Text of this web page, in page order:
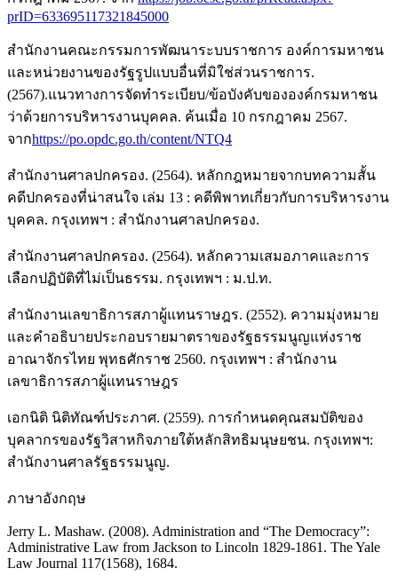
prID=633695117321845000
สำนักงานคณะกรรมการพัฒนาระบบราชการ องค์การมหาชน
และหน่วยงานของรัฐรูปแบบอื่นที่มิใช่ส่วนราชการ.
(2567).แนวทางการจัดทำระเบียบ/ข้อบังคับขององค์กรมหาชน
ว่าด้วยการบริหารงานบุคคล. ค้นเมื่อ 10 กรกฎาคม 2567.
จากhttps://po.opdc.go.th/content/NTQ4
สำนักงานศาลปกครอง. (2564). หลักกฎหมายจากบทความสั้น
คดีปกครองที่น่าสนใจ เล่ม 13 : คดีพิพาทเกี่ยวกับการบริหารงาน
บุคคล. กรุงเทพฯ : สำนักงานศาลปกครอง.
สำนักงานศาลปกครอง. (2564). หลักความเสมอภาคและการ
เลือกปฏิบัติที่ไม่เป็นธรรม. กรุงเทพฯ : ม.ป.ท.
สำนักงานเลขาธิการสภาผู้แทนราษฎร. (2552). ความมุ่งหมาย
และคำอธิบายประกอบรายมาตราของรัฐธรรมนูญแห่งราช
อาณาจักรไทย พุทธศักราช 2560. กรุงเทพฯ : สำนักงาน
เลขาธิการสภาผู้แทนราษฎร
เอกนิติ นิติทัณฑ์ประภาศ. (2559). การกำหนดคุณสมบัติของ
บุคลากรของรัฐวิสาหกิจภายใต้หลักสิทธิมนุษยชน. กรุงเทพฯ:
สำนักงานศาลรัฐธรรมนูญ.
ภาษาอังกฤษ
Jerry L. Mashaw. (2008). Administration and “The Democracy”:
Administrative Law from Jackson to Lincoln 1829-1861. The Yale
Law Journal 117(1568), 1684.